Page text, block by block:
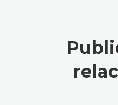
de tu Móvil
Rugerizado